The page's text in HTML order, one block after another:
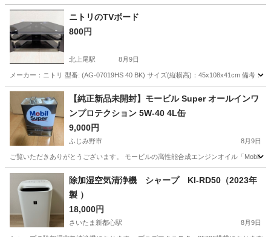
ニトリのTVボード
800円
北上尾駅 8月9日
メーカー：ニトリ 型番: (AG-07019HS 40 BK) サイズ(縦横高)：45x108x41cm 備考：
埼玉 上尾市 北上尾駅 テレビ ニトリ
【純正新品未開封】モービル Super オールインワ
ンプロテクション 5W-40 4L缶
9,000円
ふじみ野市 8月9日
ご覧いただきありがとうございます。 モービルの高性能合成エンジンオイル「Mobil
埼玉 ふじみ野市 季節、空調家電
除加湿空気清浄機 シャープ KI-RD50（2023年
製 ）
18,000円
さいたま新都心駅 8月9日